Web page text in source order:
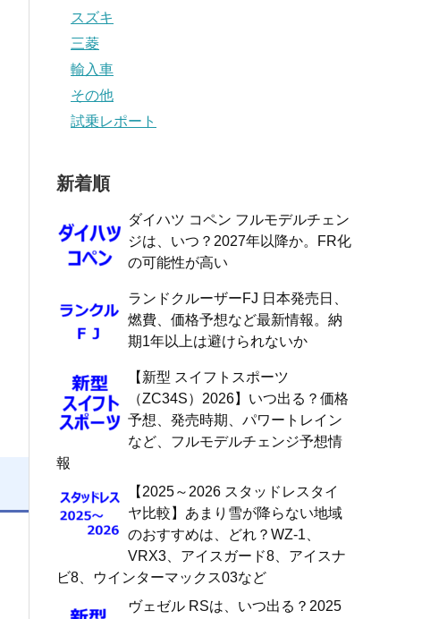
スズキ
三菱
輸入車
その他
試乗レポート
新着順
ダイハツ コペン フルモデルチェン
ジは、いつ？2027年以降か。FR化
の可能性が高い
ランドクルーザーFJ 日本発売日、
燃費、価格予想など最新情報。納
期1年以上は避けられないか
【新型 スイフトスポーツ
（ZC34S）2026】いつ出る？価格
予想、発売時期、パワートレイン
など、フルモデルチェンジ予想情
報
【2025～2026 スタッドレスタイ
ヤ比較】あまり雪が降らない地域
のおすすめは、どれ？WZ-1、
VRX3、アイスガード8、アイスナ
ビ8、ウインターマックス03など
ヴェゼル RSは、いつ出る？2025